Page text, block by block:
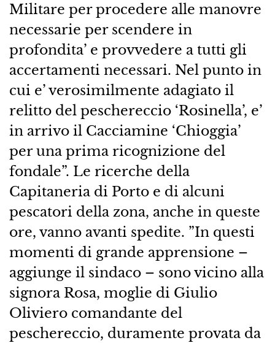
Militare per procedere alle manovre
necessarie per scendere in
profondita’ e provvedere a tutti gli
accertamenti necessari. Nel punto in
cui e’ verosimilmente adagiato il
relitto del peschereccio ‘Rosinella’, e’
in arrivo il Cacciamine ‘Chioggia’
per una prima ricognizione del
fondale”. Le ricerche della
Capitaneria di Porto e di alcuni
pescatori della zona, anche in queste
ore, vanno avanti spedite. ”In questi
momenti di grande apprensione –
aggiunge il sindaco – sono vicino alla
signora Rosa, moglie di Giulio
Oliviero comandante del
peschereccio, duramente provata da